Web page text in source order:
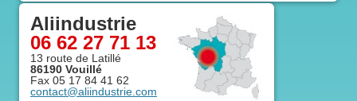
Aliindustrie
06 62 27 71 13
13 route de Latillé
86190 Vouillé
Fax 05 17 84 41 62
contact@aliindustrie.com